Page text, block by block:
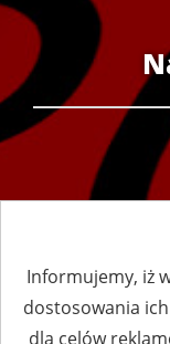
Informujemy, iż
dostosowania
dla celów